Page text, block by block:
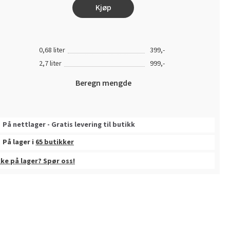
Kjøp
0,68 liter
399,-
2,7 liter
999,-
Beregn mengde
På nettlager - Gratis levering til butikk
På lager i65 butikker
på lager? Spør oss!